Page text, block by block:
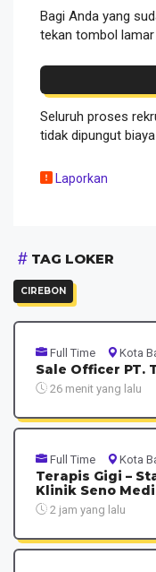
Bagi Anda yang
tekan tombol
Seluruh proses
tidak dipungut biaya
Laporkan
TAG LOKER
CIREBON
Full Time Kota
Sale Officer PT.
26 menit yang lalu
Full Time Kota
Terapis Gigi –
Klinik Seno
2 jam yang lalu